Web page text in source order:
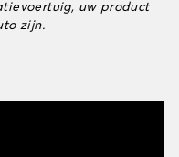
uw product
zijn.